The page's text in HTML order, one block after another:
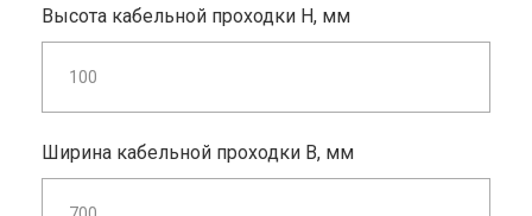
Высота кабельной проходки H, мм
Ширина кабельной проходки B, мм